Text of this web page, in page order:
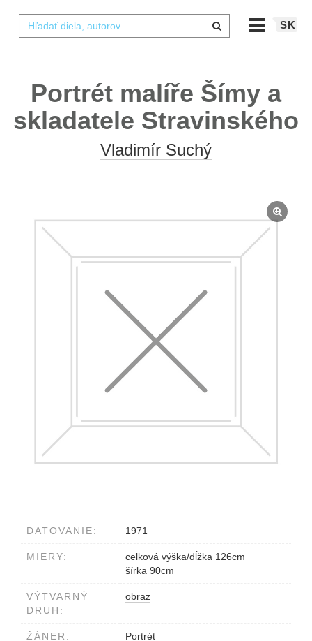
SK
Portrét malíře Šímy a
skladatele Stravinského
Vladimír Suchý
DATOVANIE: 1971
MIERY:
celková výška/dĺžka 126cm
šírka 90cm
VÝTVARNÝ
DRUH:
obraz
ŽÁNER: Portrét